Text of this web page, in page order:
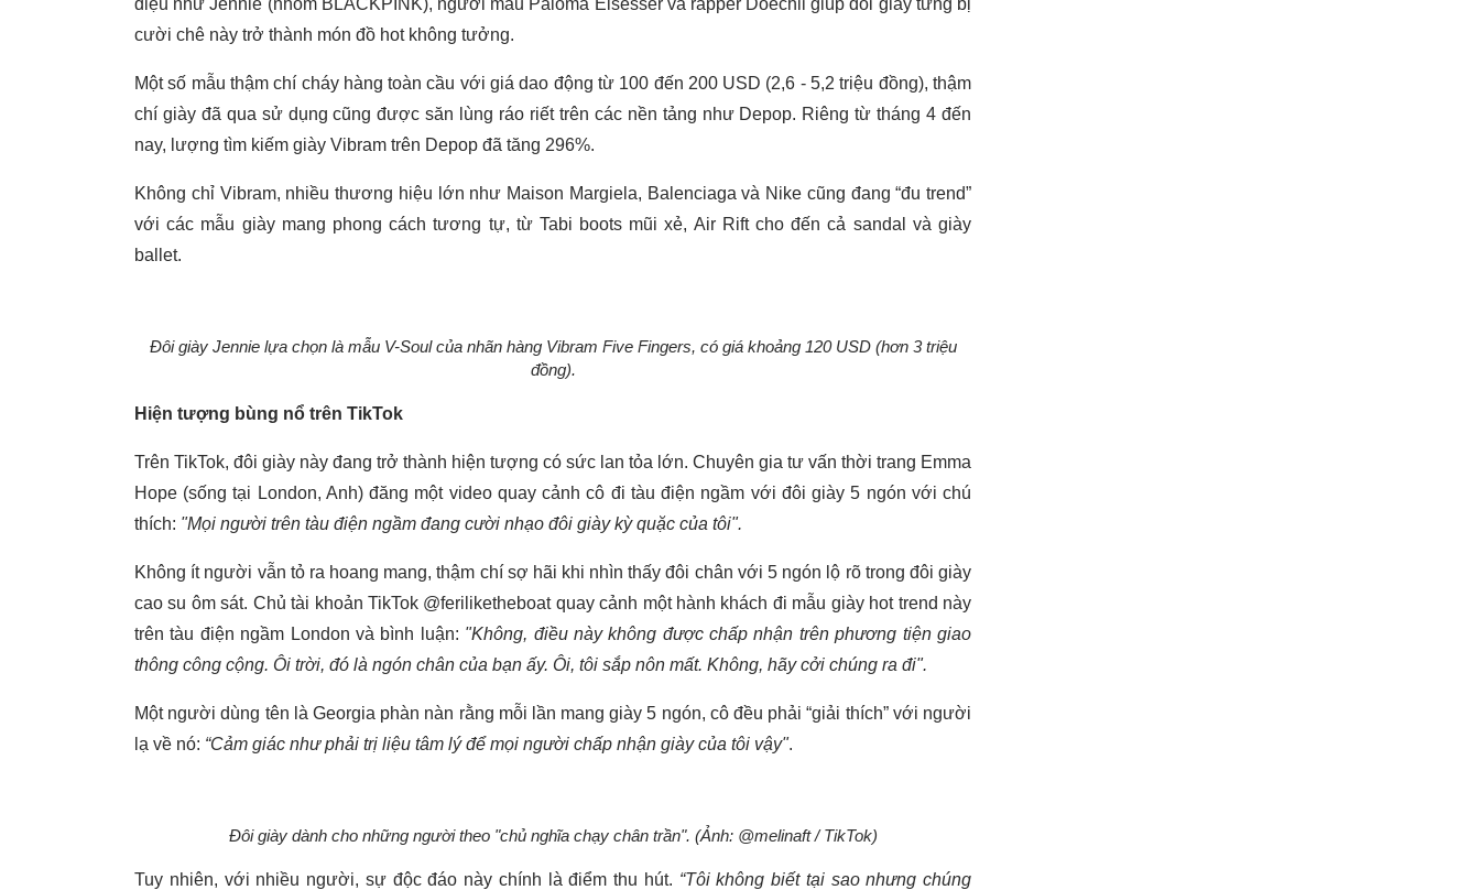
điệu như Jennie (nhóm BLACKPINK), người mẫu Paloma Elsesser và rapper Doechii giúp đôi giày từng bị
cười chê này trở thành món đồ hot không tưởng.
Một số mẫu thậm chí cháy hàng toàn cầu với giá dao động từ 100 đến 200 USD (2,6 - 5,2 triệu đồng), thậm
chí giày đã qua sử dụng cũng được săn lùng ráo riết trên các nền tảng như Depop. Riêng từ tháng 4 đến
nay, lượng tìm kiếm giày Vibram trên Depop đã tăng 296%.
Không chỉ Vibram, nhiều thương hiệu lớn như Maison Margiela, Balenciaga và Nike cũng đang “đu trend”
với các mẫu giày mang phong cách tương tự, từ Tabi boots mũi xẻ, Air Rift cho đến cả sandal và giày
ballet.
Đôi giày Jennie lựa chọn là mẫu V-Soul của nhãn hàng Vibram Five Fingers, có giá khoảng 120 USD (hơn 3 triệu
đồng).
Hiện tượng bùng nổ trên TikTok
Trên TikTok, đôi giày này đang trở thành hiện tượng có sức lan tỏa lớn. Chuyên gia tư vấn thời trang Emma
Hope (sống tại London, Anh) đăng một video quay cảnh cô đi tàu điện ngầm với đôi giày 5 ngón với chú
thích: "Mọi người trên tàu điện ngầm đang cười nhạo đôi giày kỳ quặc của tôi".
Không ít người vẫn tỏ ra hoang mang, thậm chí sợ hãi khi nhìn thấy đôi chân với 5 ngón lộ rõ trong đôi giày
cao su ôm sát. Chủ tài khoản TikTok @feriliketheboat quay cảnh một hành khách đi mẫu giày hot trend này
trên tàu điện ngầm London và bình luận: "Không, điều này không được chấp nhận trên phương tiện giao
thông công cộng. Ôi trời, đó là ngón chân của bạn ấy. Ôi, tôi sắp nôn mất. Không, hãy cởi chúng ra đi".
Một người dùng tên là Georgia phàn nàn rằng mỗi lần mang giày 5 ngón, cô đều phải “giải thích” với người
lạ về nó: “Cảm giác như phải trị liệu tâm lý để mọi người chấp nhận giày của tôi vậy".
Đôi giày dành cho những người theo "chủ nghĩa chạy chân trần". (Ảnh: @melinaft / TikTok)
Tuy nhiên, với nhiều người, sự độc đáo này chính là điểm thu hút. “Tôi không biết tại sao nhưng chúng